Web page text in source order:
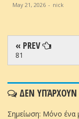
May 21, 2026 - nick
« PREV
81
ΔΕΝ ΥΠΆΡΧΟΥΝ
Σημείωση: Μόνο ένα